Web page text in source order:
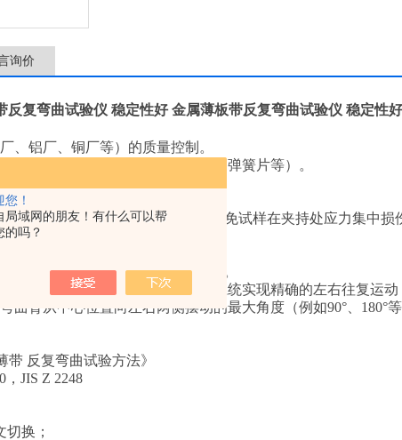
您！
局域网的朋友！有什么可以帮
的吗？
询价
反复弯曲试验仪 稳定性好 金属薄板带反复弯曲试验仪 稳定性
、铝厂、铜厂等）的质量控制。
家电外壳、电子元器件、五金件、弹簧片等）。
一端。通常设计成V型圆弧型，避免试样在夹持处应力集中损
的核心部件。
半径R根据标准或材料厚度选择）。
动，通过曲柄连杆、凸轮或伺服系统实现精确的左右往复运动
曲臂从中心位置向左右两侧摆动的最大角度（例如90°、180°
带 反复弯曲试验方法》
， JIS Z 2248
换；